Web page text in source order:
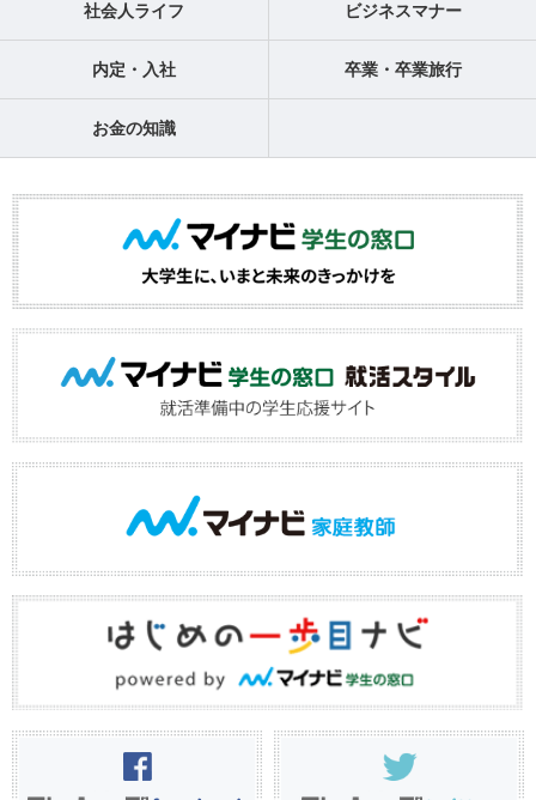
社会人ライフ ビジネスマナー
内定・入社 卒業・卒業旅行
お金の知識